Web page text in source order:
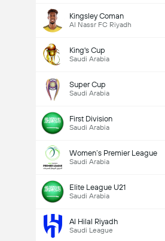
Kingsley Coman
Al Nassr FC Riyadh
King's Cup
Saudi Arabia
Super Cup
Saudi Arabia
First Division
Saudi Arabia
Women’s Premier League
Saudi Arabia
Elite League U21
Saudi Arabia
Al Hilal Riyadh
Saudi League